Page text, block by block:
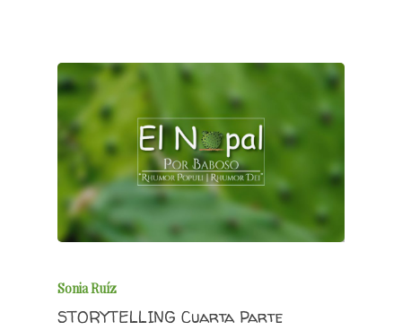
Sonia Ruíz
STORYTELLING Cuarta Parte